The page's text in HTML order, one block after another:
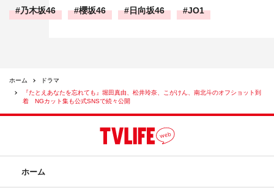
乃木坂46 櫻坂46 日向坂46 JO1
ホーム
ドラマ
『たとえあなたを忘れても』堀田真由、松井玲奈、こがけん、南北斗のオフショット到
着 NGカット集も公式SNSで続々公開
ホーム